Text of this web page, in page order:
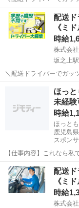
よる貨物集配業務（トラック運転
大型＋作業 ■商品：その
配送件数：3...
鹿児島 鹿児島市
配送ド
《ミ
時給
株式会
坂之上駅
＼配送ドライバーでガッツリ稼げる！／ ＜
よる貨物集配業務（トラック運転
大型＋作業 ■商品：その
配送件数：3...
鹿児島市
ほっ
未経
時給
ほっと
鹿児島県
スポン
【仕事内容】これなら
業務は… カウンターで注
お渡しする 覚えやすさ
す! 働きたい時間を選べ
アルバイト・パート
配送ド
《ミ
時給
株式会